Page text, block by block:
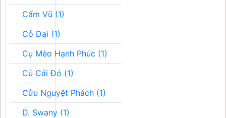
Cẩm Vũ (1)
Cỏ Dại (1)
Cụ Mèo Hạnh Phúc (1)
Củ Cải Đỏ (1)
Cửu Nguyệt Phách (1)
D. Swany (1)